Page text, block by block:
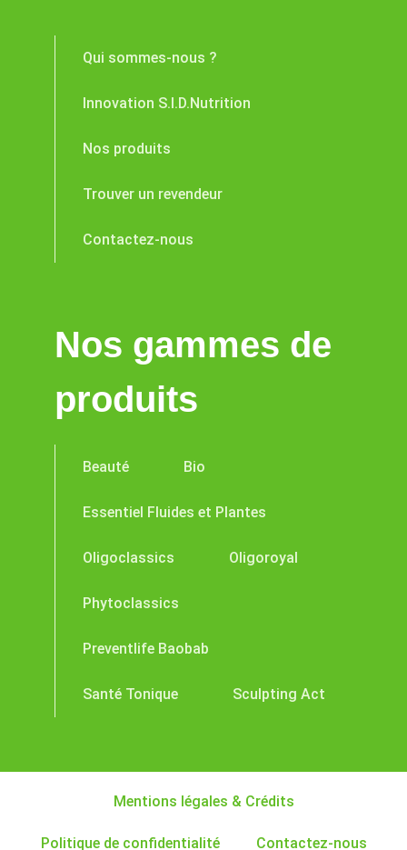
Qui sommes-nous ?
Innovation S.I.D.Nutrition
Nos produits
Trouver un revendeur
Contactez-nous
Nos gammes de
produits
Beauté Bio
Essentiel Fluides et Plantes
Oligoclassics Oligoroyal
Phytoclassics
Preventlife Baobab
Santé Tonique Sculpting Act
Mentions légales & Crédits
Politique de confidentialité Contactez-nous